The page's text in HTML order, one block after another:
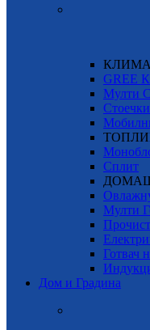
GREE
Мулти
Сплит
Мулти
Готвач
Дом и Градина